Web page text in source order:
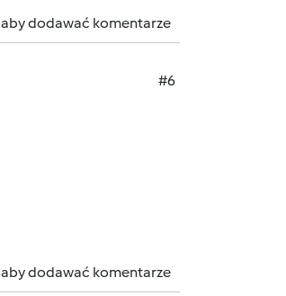
aby dodawać komentarze
#6
aby dodawać komentarze